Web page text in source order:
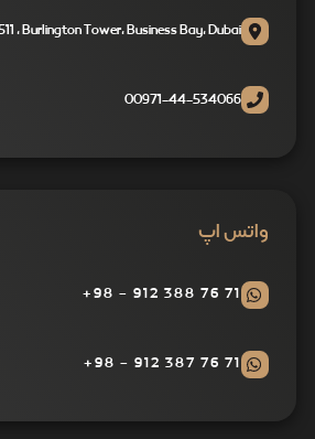
, Burlington Tower, Business Bay, Dubai
00971-44-534066
واتس اپ
71 76 388 912 - 98+
71 76 387 912 - 98+